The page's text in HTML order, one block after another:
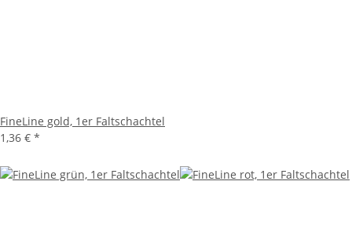
FineLine gold, 1er Faltschachtel
1,36 € *